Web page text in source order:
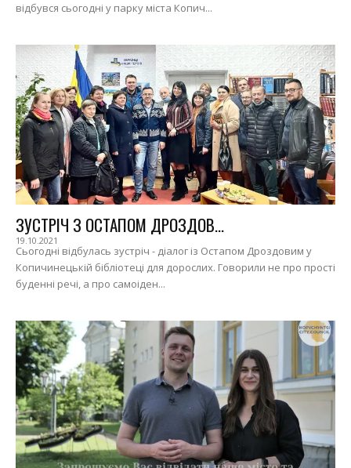
відбувся сьогодні у парку міста Копич...
ЗУСТРІЧ З ОСТАПОМ ДРОЗДОВ...
19.10.2021
Сьогодні відбулась зустріч - діалог із Остапом Дроздовим у
Копичинецькій бібліотеці для дорослих. Говорили не про прості
буденні речі, а про самоіден...